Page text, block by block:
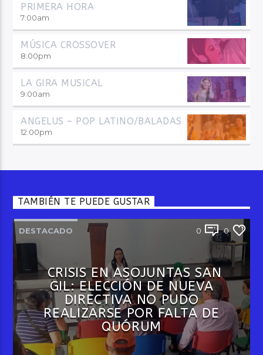
PRIMERA HORA
7:00am
MÚSICA CROSSOVER
8:00pm
LA GIRA MUSICAL
9:00am
ANGELUS – POP LATINO/BALADAS
12:00pm
TAMBIÉN TE PUEDE GUSTAR
DESTACADO 0 0
CRISIS EN ASOJUNTAS SAN
GIL: ELECCIÓN DE NUEVA
DIRECTIVA NO PUDO
REALIZARSE POR FALTA DE
QUÓRUM